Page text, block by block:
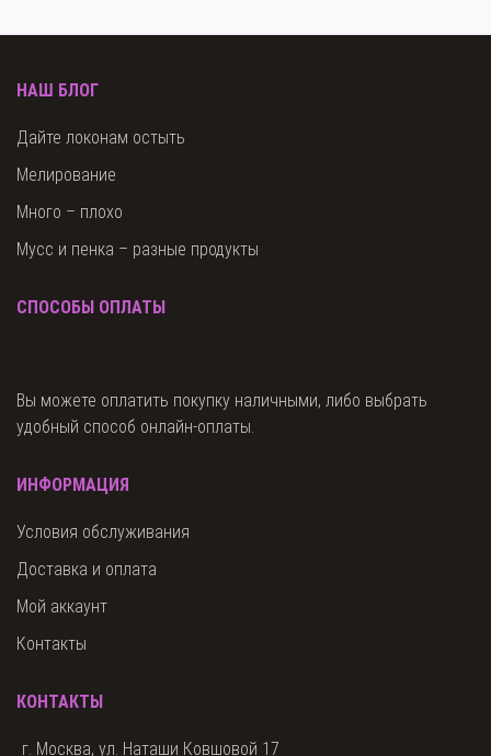
НАШ БЛОГ
Дайте локонам остыть
Мелирование
Много – плохо
Мусс и пенка – разные продукты
СПОСОБЫ ОПЛАТЫ
Вы можете оплатить покупку наличными, либо выбрать
удобный способ онлайн-оплаты.
ИНФОРМАЦИЯ
Условия обслуживания
Доставка и оплата
Мой аккаунт
Контакты
КОНТАКТЫ
г. Москва, ул. Наташи Ковшовой 17